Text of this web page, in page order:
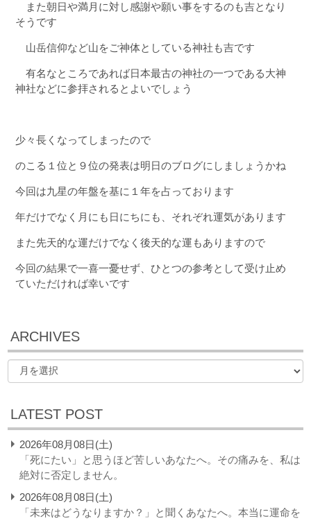
また朝日や満月に対し感謝や願い事をするのも吉となり
そうです
山岳信仰など山をご神体としている神社も吉です
有名なところであれば日本最古の神社の一つである大神
神社などに参拝されるとよいでしょう
少々長くなってしまったので
のこる１位と９位の発表は明日のブログにしましょうかね
今回は九星の年盤を基に１年を占っております
年だけでなく月にも日にちにも、それぞれ運気があります
また先天的な運だけでなく後天的な運もありますので
今回の結果で一喜一憂せず、ひとつの参考として受け止め
ていただければ幸いです
ARCHIVES
LATEST POST
2026年08月08日(土)
「死にたい」と思うほど苦しいあなたへ。その痛みを、私は
絶対に否定しません。
2026年08月08日(土)
「未来はどうなりますか？」と聞くあなたへ。本当に運命を